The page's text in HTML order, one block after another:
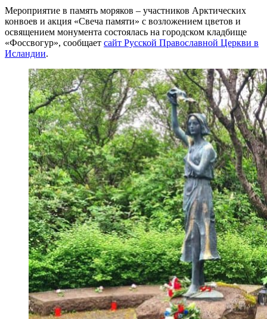
Мероприятие в память моряков – участников Арктических
конвоев и акция «Свеча памяти» с возложением цветов и
освящением монумента состоялась на городском кладбище
«Фоссвогур», сообщает сайт Русской Православной Церкви в
Исландии.